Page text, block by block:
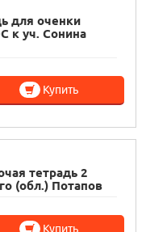
для оченки
к уч. Сонина
Купить
тетрадь 2
(обл.) Потапов
Купить